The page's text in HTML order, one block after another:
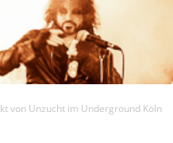
von Unzucht im Underground Köln